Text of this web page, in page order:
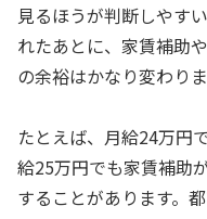
見るほうが判断しやす
れたあとに、家賃補助
の余裕はかなり変わりま
たとえば、月給24万円
給25万円でも家賃補助
することがあります。